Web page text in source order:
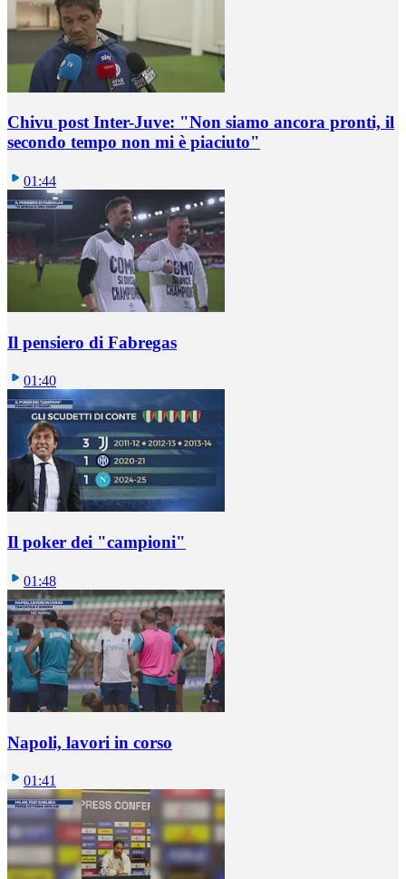
Chivu post Inter-Juve: "Non siamo ancora pronti, il
secondo tempo non mi è piaciuto"
01:44
Il pensiero di Fabregas
01:40
Il poker dei "campioni"
01:48
Napoli, lavori in corso
01:41